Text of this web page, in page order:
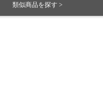
類似商品を探す >